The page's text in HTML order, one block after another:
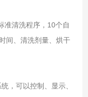
准清洗程序，10个自
间、清洗剂量、烘干
，可以控制、显示、